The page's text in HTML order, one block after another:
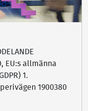
EU:s allmänna
1.
1900380